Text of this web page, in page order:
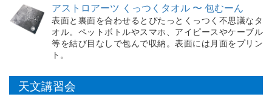
アストロアーツ くっつくタオル 〜 包むーん
表面と裏面を合わせるとぴたっとくっつく不思議なタ
オル。ペットボトルやスマホ、アイピースやケーブル
等を結び目なしで包んで収納。表面には月面をプリン
ト。
天文講習会